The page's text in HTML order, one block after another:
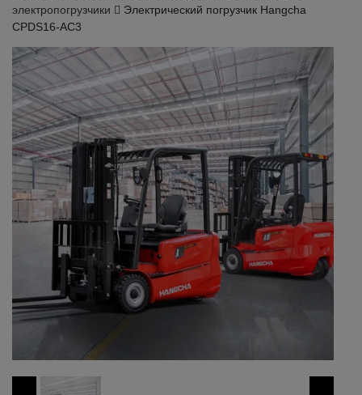
электропогрузчики
Электрический погрузчик Hangcha
CPDS16-AC3